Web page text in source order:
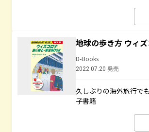
地球の歩き方 ウィ
D-Books
2022.07.20 発売
久しぶりの海外旅行で
子書籍